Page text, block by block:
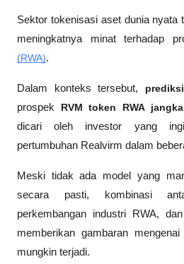
Sektor tokenisasi aset dunia nyata
meningkatnya minat terhadap
(RWA).
Dalam konteks tersebut,
prospek RVM token RWA
dicari oleh investor yang
pertumbuhan Realvirm dalam
Meski tidak ada model yang
secara pasti, kombinasi
perkembangan industri RWA,
memberikan gambaran
mungkin terjadi.